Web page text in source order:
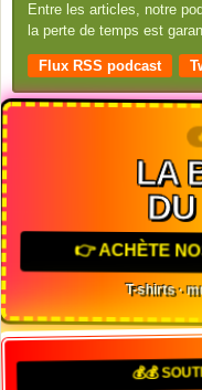
Entre les articles, notre
la perte de temps est
Flux RSS podcast
LA
👉 ACHÈTE
T-shirts ·
💰💰